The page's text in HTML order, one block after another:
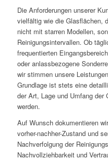
Die Anforderungen unserer
vielfältig wie die Glasflächen,
nicht mit starren Modellen,
Reinigungsintervallen. Ob
frequentierten
oder anlassbezogene
wir stimmen unsere
Grundlage ist stets eine
der Art, Lage und Umfang
werden.
Auf Wunsch dokumentieren
vorher-nachher-Zustand und
Nachverfolgung der
Nachvollziehbarkeit und